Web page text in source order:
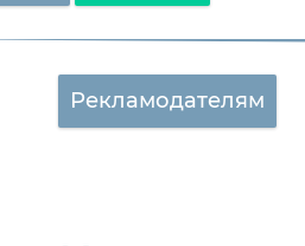
Рекламодателям